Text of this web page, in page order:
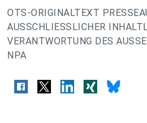
OTS-ORIGINALTEXT
AUSSCHLIESSLICHER
VERANTWORTUNG DES
NPA